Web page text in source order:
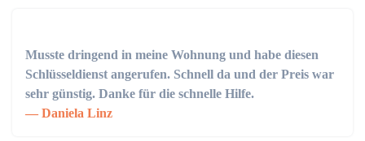
Musste dringend in meine Wohnung und habe diesen
Schlüsseldienst angerufen. Schnell da und der Preis war
sehr günstig. Danke für die schnelle Hilfe.
Daniela Linz